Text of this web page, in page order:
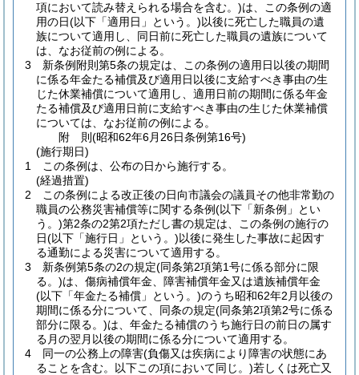
項において読み替えられる場合を含む。)は、この条例の適
用の日(以下「適用日」という。)以後に死亡した職員の遺
族について適用し、同日前に死亡した職員の遺族について
は、なお従前の例による。
3
新条例附則第5条の規定は、この条例の適用日以後の期間
に係る年金たる補償及び適用日以後に支給すべき事由の生
じた休業補償について適用し、適用日前の期間に係る年金
たる補償及び適用日前に支給すべき事由の生じた休業補償
については、なお従前の例による。
附 則(昭和62年6月26日条例第16号)
(施行期日)
1
この条例は、公布の日から施行する。
(経過措置)
2
この条例による改正後の日向市議会の議員その他非常勤の
職員の公務災害補償等に関する条例(以下「新条例」とい
う。)第2条の2第2項ただし書の規定は、この条例の施行の
日(以下「施行日」という。)以後に発生した事故に起因す
る通勤による災害について適用する。
3
新条例第5条の2の規定(同条第2項第1号に係る部分に限
る。)は、傷病補償年金、障害補償年金又は遺族補償年金
(以下「年金たる補償」という。)のうち昭和62年2月以後の
期間に係る分について、同条の規定(同条第2項第2号に係る
部分に限る。)は、年金たる補償のうち施行日の前日の属す
る月の翌月以後の期間に係る分について適用する。
4
同一の公務上の障害(負傷又は疾病により障害の状態にあ
ることを含む。以下この項において同じ。)若しくは死亡又